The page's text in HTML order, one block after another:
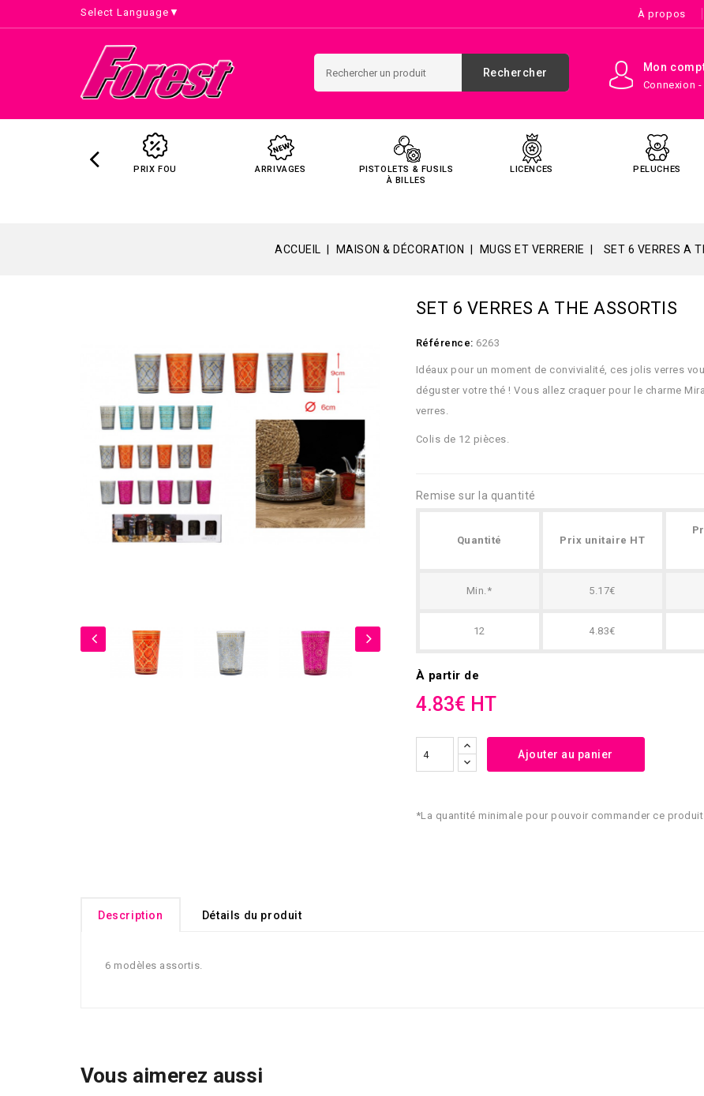
Select Language ▼ À propos
Mon
Connexion
Rechercher
PRIX FOU ARRIVAGES
PISTOLETS & FUSILS
À BILLES
LICENCES PELUCHES
ACCUEIL MAISON & DÉCORATION MUGS ET VERRERIE SET 6 VERRES A
SET 6 VERRES A THE ASSORTIS
Référence: 6263
Idéaux pour un moment de convivialité, ces jolis verres
déguster votre thé ! Vous allez craquer pour le charme
verres.
Colis de 12 pièces.
Remise sur la quantité
Quantité Prix unitaire HT
Min.* 5.17€
12 4.83€
À partir de
4.83€ HT
Ajouter au panier
*La quantité minimale pour pouvoir commander ce
Description Détails du produit
6 modèles assortis.
Vous aimerez aussi